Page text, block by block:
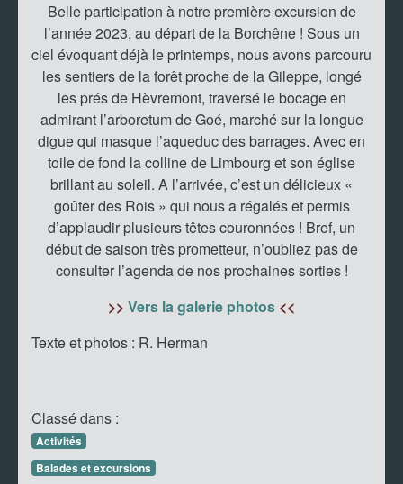
Belle participation à notre première excursion de
l’année 2023, au départ de la Borchêne ! Sous un
ciel évoquant déjà le printemps, nous avons parcouru
les sentiers de la forêt proche de la Gileppe, longé
les prés de Hèvremont, traversé le bocage en
admirant l’arboretum de Goé, marché sur la longue
digue qui masque l’aqueduc des barrages. Avec en
toile de fond la colline de Limbourg et son église
brillant au soleil. A l’arrivée, c’est un délicieux «
goûter des Rois » qui nous a régalés et permis
d’applaudir plusieurs têtes couronnées ! Bref, un
début de saison très prometteur, n’oubliez pas de
consulter l’agenda de nos prochaines sorties !
>> Vers la galerie photos <<
Texte et photos : R. Herman
Classé dans :
Activités
Balades et excursions